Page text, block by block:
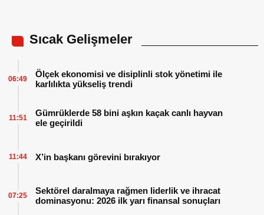
Sıcak Gelişmeler
Ölçek ekonomisi ve disiplinli stok yönetimi ile
karlılıkta yükseliş trendi
06:49
Gümrüklerde 58 bini aşkın kaçak canlı hayvan
ele geçirildi
11:51
X’in başkanı görevini bırakıyor
11:44
Sektörel daralmaya rağmen liderlik ve ihracat
dominasyonu: 2026 ilk yarı finansal sonuçları
07:25